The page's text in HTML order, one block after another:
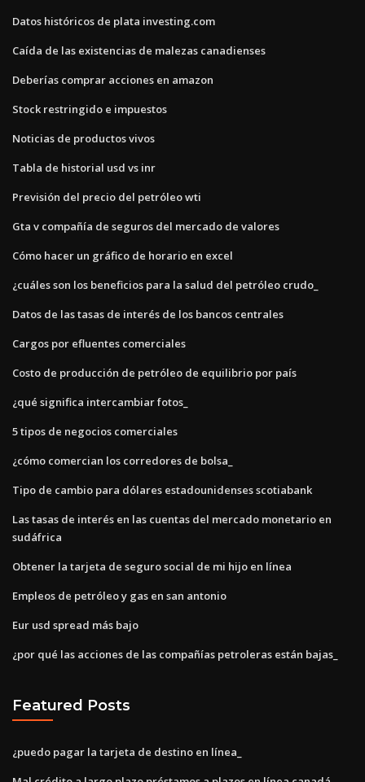
Datos históricos de plata investing.com
Caída de las existencias de malezas canadienses
Deberías comprar acciones en amazon
Stock restringido e impuestos
Noticias de productos vivos
Tabla de historial usd vs inr
Previsión del precio del petróleo wti
Gta v compañía de seguros del mercado de valores
Cómo hacer un gráfico de horario en excel
¿cuáles son los beneficios para la salud del petróleo crudo_
Datos de las tasas de interés de los bancos centrales
Cargos por efluentes comerciales
Costo de producción de petróleo de equilibrio por país
¿qué significa intercambiar fotos_
5 tipos de negocios comerciales
¿cómo comercian los corredores de bolsa_
Tipo de cambio para dólares estadounidenses scotiabank
Las tasas de interés en las cuentas del mercado monetario en
sudáfrica
Obtener la tarjeta de seguro social de mi hijo en línea
Empleos de petróleo y gas en san antonio
Eur usd spread más bajo
¿por qué las acciones de las compañías petroleras están bajas_
Featured Posts
¿puedo pagar la tarjeta de destino en línea_